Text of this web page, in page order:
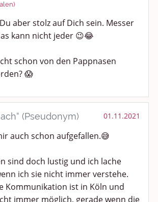
aber stolz auf Dich sein. Messer
kann nicht jeder 😉😂
schon von den Pappnasen
😱
(Pseudonym) 01.11.2021
auch schon aufgefallen.😅
sind doch lustig und ich lache
ich sie nicht immer verstehe.
Kommunikation ist in Köln und
immer möglich, gerade wenn die